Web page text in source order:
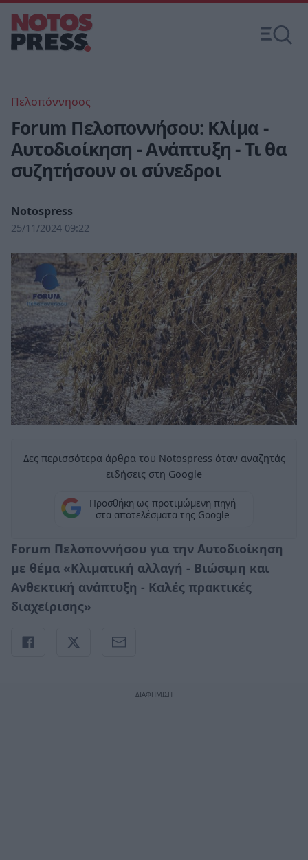
Πελοπόννησος
Forum Πελοποννήσου: Κλίμα -
Αυτοδιοίκηση - Ανάπτυξη - Τι θα
συζητήσουν οι σύνεδροι
Notospress
25/11/2024 09:22
Δες περισσότερα άρθρα του Notospress όταν αναζητάς
ειδήσεις στη Google
Προσθήκη ως προτιμώμενη πηγή
στα αποτελέσματα της Google
Forum Πελοποννήσου για την Αυτοδιοίκηση
με θέμα «Κλιματική αλλαγή - Βιώσιμη και
Ανθεκτική ανάπτυξη - Καλές πρακτικές
διαχείρισης»